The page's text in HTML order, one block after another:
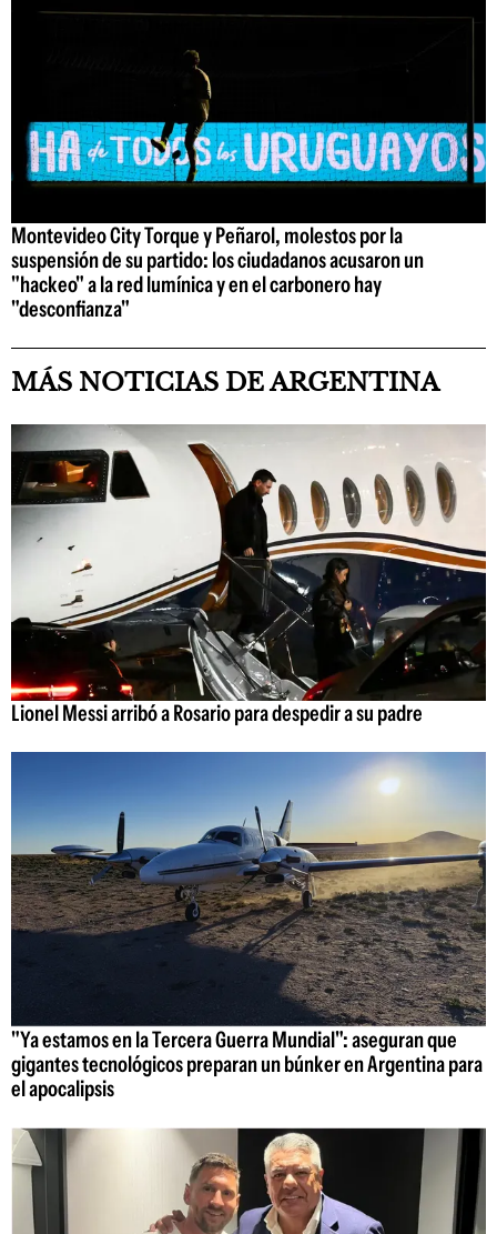
Montevideo City Torque y Peñarol, molestos por la
suspensión de su partido: los ciudadanos acusaron un
"hackeo" a la red lumínica y en el carbonero hay
"desconfianza"
MÁS NOTICIAS DE ARGENTINA
Lionel Messi arribó a Rosario para despedir a su padre
"Ya estamos en la Tercera Guerra Mundial": aseguran que
gigantes tecnológicos preparan un búnker en Argentina para
el apocalipsis